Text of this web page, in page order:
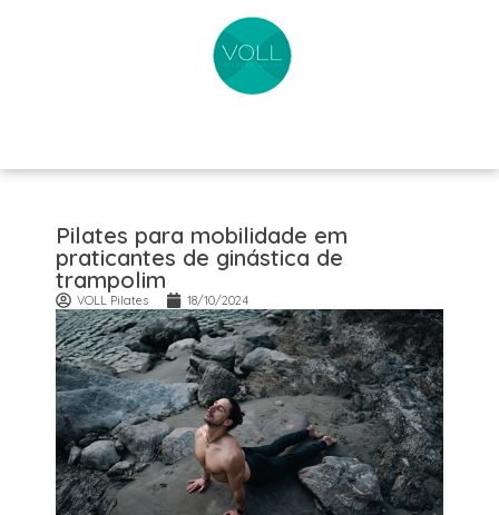
Pilates para mobilidade em
praticantes de ginástica de
trampolim
VOLL Pilates 18/10/2024